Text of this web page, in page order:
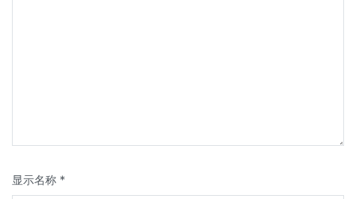
显示名称 *